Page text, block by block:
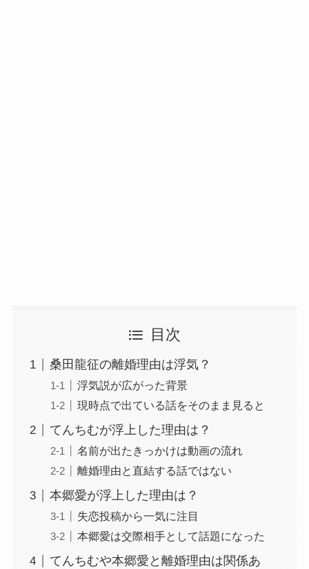
目次
桑田龍征の離婚理由は浮気？
浮気説が広がった背景
現時点で出ている話をそのまま見ると
てんちむが浮上した理由は？
名前が出たきっかけは動画の流れ
離婚理由と直結する話ではない
本郷愛が浮上した理由は？
失恋投稿から一気に注目
本郷愛は交際相手として話題になった
てんちむや本郷愛と離婚理由は関係あ